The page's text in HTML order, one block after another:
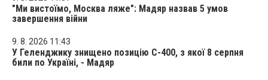
"Ми вистоїмо, Москва ляже": Мадяр назвав 5 умов
завершення війни
9. 8. 2026 11:43
У Геленджику знищено позицію С-400, з якої 8 серпня
били по Україні, - Мадяр